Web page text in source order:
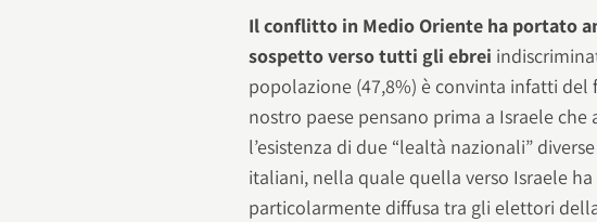
Il conflitto in Medio Oriente ha portato
sospetto verso tutti gli ebrei
popolazione (47,8%) è convinta infatti
nostro paese pensano prima a Israele
l’esistenza di due “lealtà nazionali”
italiani, nella quale quella verso Israele
particolarmente diffusa tra gli elettori